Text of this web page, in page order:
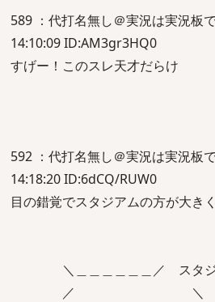
589 ：代打名無し＠実況は実況板
14:10:09 ID:AM3gr3HQ0
すげー！このスレ天才だらけ
592 ：代打名無し＠実況は実況板
14:18:20 ID:6dCQ/RUW0
目の錯覚でスタジアムの方が大き
＼＿＿＿＿＿＿／ スタジ
／ ＼